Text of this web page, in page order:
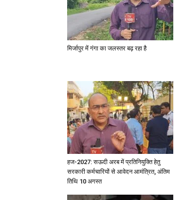
मिर्जापुर में गंगा का जलस्तर बढ़ रहा है
हज-2027: सऊदी अरब में प्रतिनियुक्ति हेतु
सरकारी कर्मचारियों से आवेदन आमंत्रित, अंतिम
तिथि 10 अगस्त